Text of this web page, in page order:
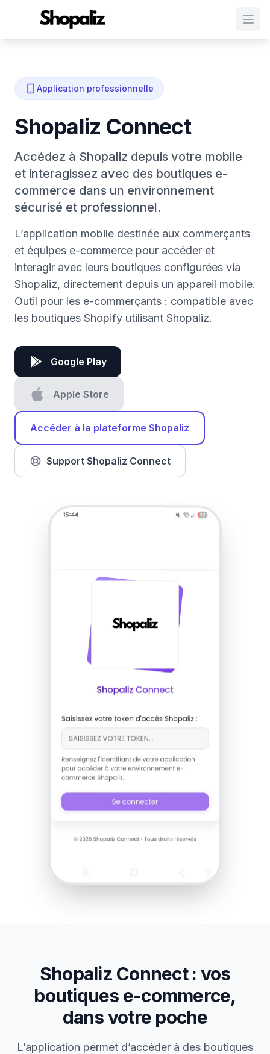
Application professionnelle
Shopaliz Connect
Accédez à Shopaliz depuis votre mobile
et interagissez avec des boutiques e-
commerce dans un environnement
sécurisé et professionnel.
L’application mobile destinée aux commerçants
et équipes e-commerce pour accéder et
interagir avec leurs boutiques configurées via
Shopaliz, directement depuis un appareil mobile.
Outil pour les e-commerçants : compatible avec
les boutiques Shopify utilisant Shopaliz.
Google Play
Apple Store
Accéder à la plateforme Shopaliz
Support Shopaliz Connect
Shopaliz Connect : vos
boutiques e-commerce,
dans votre poche
L’application permet d’accéder à des boutiques